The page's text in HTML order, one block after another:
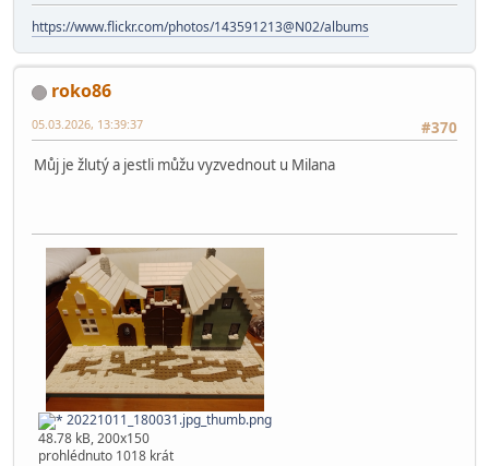
https://www.flickr.com/photos/143591213@N02/albums
roko86
#370
05.03.2026, 13:39:37
Můj je žlutý a jestli můžu vyzvednout u Milana
20221011_180031.jpg_thumb.png
48.78 kB, 200x150
prohlédnuto 1018 krát